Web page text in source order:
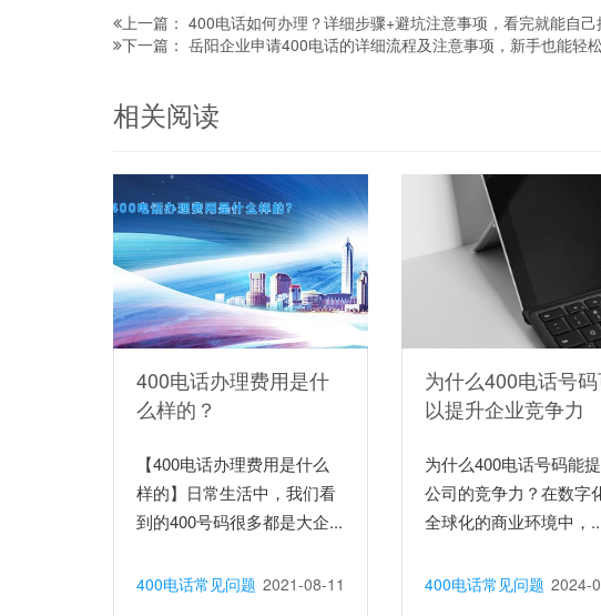
上一篇： 400电话如何办理？详细步骤+避坑注意事项，看完就能自己
下一篇： 岳阳企业申请400电话的详细流程及注意事项，新手也能轻
相关阅读
400电话办理费用是什
么样的？
【400电话办理费用是什么
样的】日常生活中，我们看
到的400号码很多都是大企...
400电话常见问题 2021-08-11
为什么400电话号
以提升企业竞争力
为什么400电话号码能
公司的竞争力？在数字
全球化的商业环境中，
400电话常见问题 2024-